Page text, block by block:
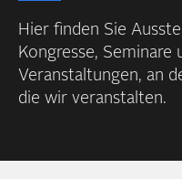
Hier finden Sie
Kongresse, Seminare
Veranstaltungen, an
die wir veranstalten.